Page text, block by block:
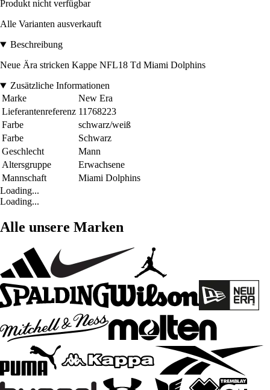
Produkt nicht verfügbar
Alle Varianten ausverkauft
Beschreibung
Neue Ära stricken Kappe NFL18 Td Miami Dolphins
Zusätzliche Informationen
Marke
New Era
Lieferantenreferenz 11768223
Farbe
schwarz/weiß
Farbe
Schwarz
Geschlecht
Mann
Altersgruppe
Erwachsene
Mannschaft
Miami Dolphins
Loading...
Loading...
Alle unsere Marken